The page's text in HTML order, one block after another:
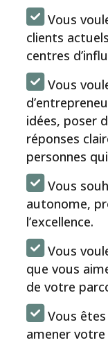
Vous
clients
centres
Vous
idées, poser
réponses
personnes
Vous
autonome,
l’excellence.
Vous
que vous
de votre
Vous
amener votre